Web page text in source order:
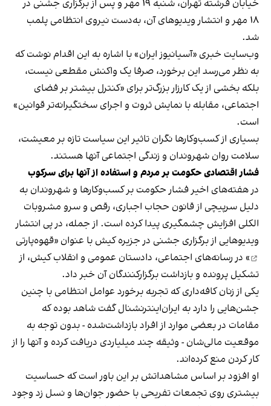
خیابان فرشته تهران، شنبه ۱۹ مهر و پس از برگزاری جشنی در
۱۸ مهر و انتشار ویدیوهای آن، به‌دست نیروی انتظامی پلمب
شد.
وب‌سایت خبری «آسیانیوز ایران» با اشاره به این اقدام نوشت که
به نظر می‌رسد این برخورد، صرفا یک واکنش مقطعی نیست،
بلکه بخشی از یک کارزار بزرگ‌تر برای «کنترل بیشتر بر فضای
اجتماعی، مقابله با نمایش ثروت و اجرای سختگیرانه‌تر قوانین»
است.
بسیاری از کسب‌وکارها نگران تاثیر این سیاست‌ تازه بر معیشت،
سلامت روان شهروندان و زندگی اجتماعی آنها هستند.
فشار اقتصادی حکومت بر مردم و استفاده از آنها برای سرکوب
در هفته‌های اخیر فشار حکومت بر کسب‌وکارها و شهروندان به
دلیل سرپیچی از قانون حجاب اجباری، رقص و سرو مشروبات
الکلی افزایش چشمگیری پیدا کرده است. از جمله، در پی انتشار
ویدیوهایی از برگزاری جشنی در جزیره کیش با عنوان «قهوه‌پارتی
» در رسانه‌های اجتماعی، دادستان عمومی و انقلاب کیش، از
تشکیل پرونده و بازداشت برگزارکنندگان آن خبر داد.
یکی از زنان کافه‌داری که تجربه برخورد عوامل انتظامی با چنین
جشن‌هایی را دارد به ایران‌اینترنشنال گفت شاهد بوده که
مقامات در بعضی موارد از افراد بازداشت‌‌شده - بدون توجه به
موقعیت مالی‌شان - وثیقه چند میلیاردی دریافت کرده و آنها را از
کار کردن منع کرده‌اند.
او افزود بر اساس مشاهداتش بر این باور است که حساسیت
بیشتری روی تجمعات تفریحی با حضور جوان‌ها و نسل زد وجود